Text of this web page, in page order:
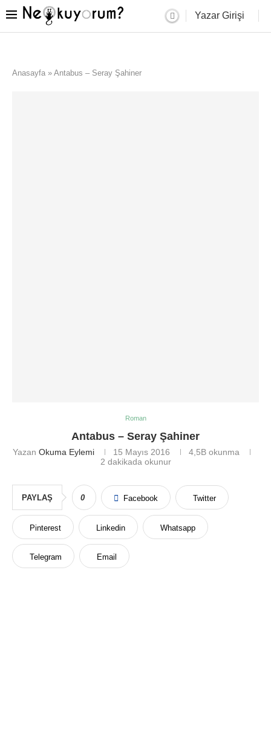
Yazar Girişi
Anasayfa » Antabus – Seray Şahiner
Roman
Antabus – Seray Şahiner
Yazan Okuma Eylemi 15 Mayıs 2016 4,5B okunma
2 dakikada okunur
PAYLAŞ 0 Facebook Twitter
Pinterest Linkedin Whatsapp
Telegram Email